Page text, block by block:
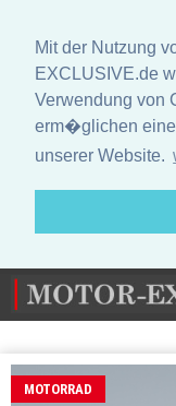
Mit der Nutzung
EXCLUSIVE.de
Verwendung von
erm�glichen
unserer Website.
MOTORRAD